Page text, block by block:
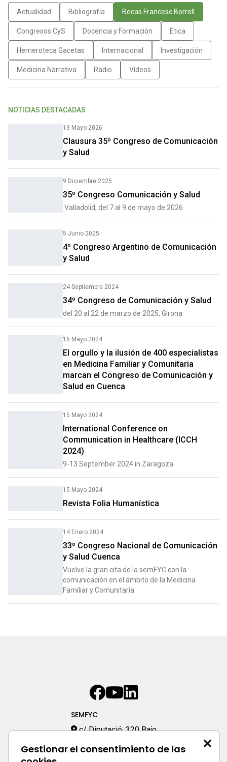
Actualidad Bibliografía Becas Francesc Borrell
Congresos CyS Docencia y Formación Ética
Hemeroteca Gacetas Internacional Investigación
Medicina Narrativa Radio Vídeos
NOTICIAS DESTACADAS
13 Mayo 2026
Clausura 35º Congreso de Comunicación
y Salud
9 Diciembre 2025
35º Congreso Comunicación y Salud
Valladolid, del 7 al 9 de mayo de 2026
5 Junio 2025
4º Congreso Argentino de Comunicación
y Salud
24 Septiembre 2024
34º Congreso de Comunicación y Salud
del 20 al 22 de marzo de 2025, Girona
16 Mayo 2024
El orgullo y la ilusión de 400 especialistas
en Medicina Familiar y Comunitaria
marcan el Congreso de Comunicación y
Salud en Cuenca
15 Mayo 2024
International Conference on
Communication in Healthcare (ICCH
2024)
9-13 September 2024 in Zaragoza
15 Mayo 2024
Revista Folia Humanística
14 Enero 2024
33º Congreso Nacional de Comunicación
y Salud Cuenca
Vuelve la gran cita de la semFYC con la
comunicación en el ámbito de la Medicina
Familiar y Comunitaria
Gestionar el consentimiento de las
SEMFYC
c/ Diputació, 320 Bajo
933 170 333